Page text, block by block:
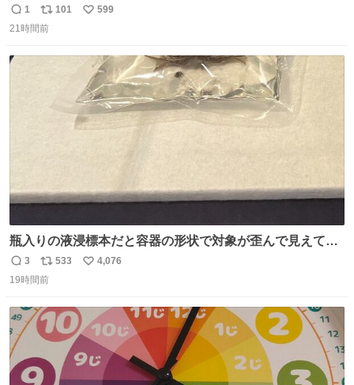
は「砂糖のケーキ」。パイ生地に砂糖をたっぷり振りか
け、クリームと卵の液を注いで焼くだけ。溶けた砂糖はね
ギーのだよ」というこれ、素朴な焼菓子に見えてナポレオ
ン戦争の歴史があった。
返
信
1
リ
ポ
101
い
数
599
21時間前
瓶入りの液浸標本だと容器の形状で対象が歪んで見えてし
まうことから、なるべく歪みがない状態で観察しやすいよ
うにこのような形で保存していると前に科博の先生から教
返
信
3
リ
ポ
ト
数
533
い
数
4,076
19時間前